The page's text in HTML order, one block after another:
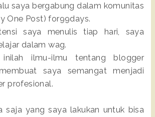
saya bergabung dalam komunitas
One Post) for99days.
saya menulis tiap hari, saya
dalam wag.
ilmu-ilmu tentang blogger
saya semangat menjadi
profesional.
saja yang saya lakukan untuk bisa